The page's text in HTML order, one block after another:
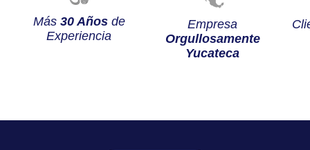
Más 30 Añosde
Experiencia
Empresa
Orgullosamente
Yucateca